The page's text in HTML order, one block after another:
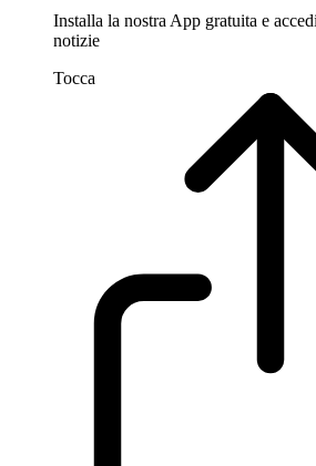
Installa la nostra App gratuita e
notizie
Tocca